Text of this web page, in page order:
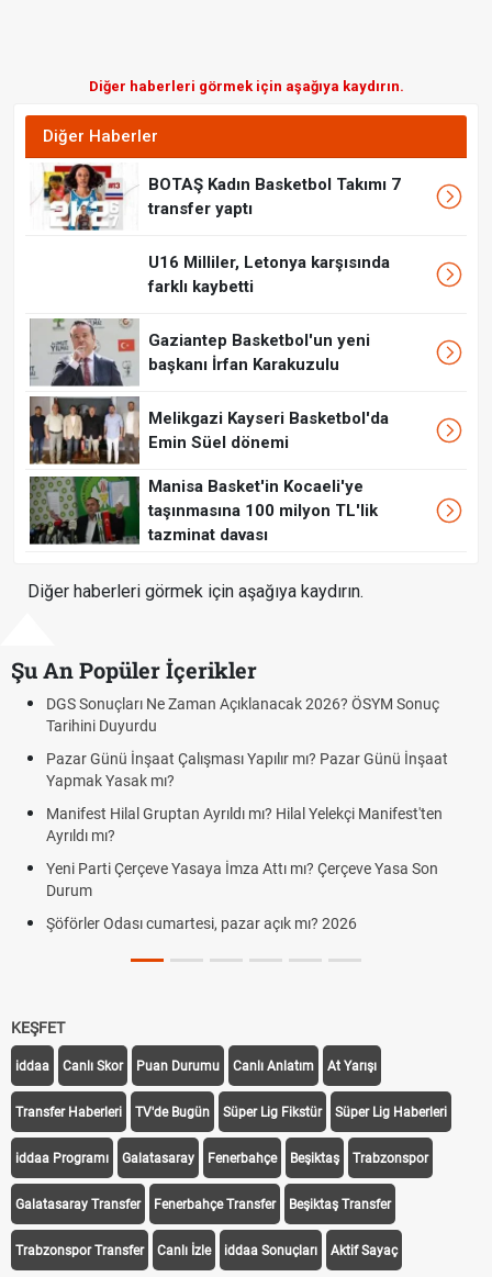
Diğer haberleri görmek için aşağıya kaydırın.
Diğer Haberler
BOTAŞ Kadın Basketbol Takımı 7
transfer yaptı
U16 Milliler, Letonya karşısında
farklı kaybetti
Gaziantep Basketbol'un yeni
başkanı İrfan Karakuzulu
Melikgazi Kayseri Basketbol'da
Emin Süel dönemi
Manisa Basket'in Kocaeli'ye
taşınmasına 100 milyon TL'lik
tazminat davası
Diğer haberleri görmek için aşağıya kaydırın.
Şu An Popüler İçerikler
Açıklanacak 2026? ÖSYM Sonuç
Yapılır mı? Pazar Günü İnşaat
mı? Hilal Yelekçi Manifest'ten
İmza Attı mı? Çerçeve Yasa Son
açık mı? 2026
Bedelli Askerlik Ücreti 2026
Kuyumcular cumartesi,
Hafta Sonları Yıllık İzinden
Aras Kargo Cumartesi-
KEŞFET
iddaa Canlı Skor Puan Durumu Canlı Anlatım At Yarışı
Transfer Haberleri TV'de Bugün Süper Lig Fikstür Süper Lig Haberleri
iddaa Programı Galatasaray Fenerbahçe Beşiktaş Trabzonspor
Galatasaray Transfer Fenerbahçe Transfer Beşiktaş Transfer
Trabzonspor Transfer Canlı İzle iddaa Sonuçları Aktif Sayaç